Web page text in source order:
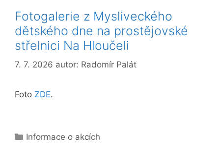
Fotogalerie z Mysliveckého
dětského dne na prostějovské
střelnici Na Hloučeli
7. 7. 2026 autor: Radomír Palát
Foto ZDE.
Rubriky
Informace o akcích